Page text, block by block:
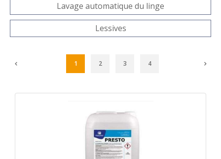
Lavage automatique du linge
Lessives
1 2 3 4